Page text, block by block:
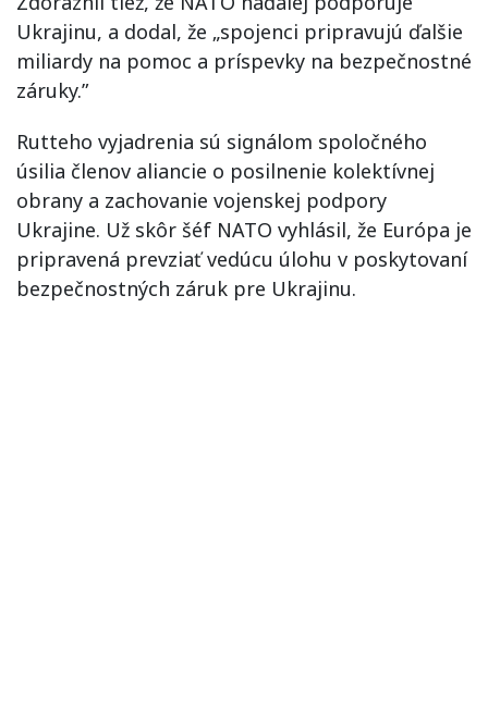
Ukrajinu, a dodal, že „spojenci pripravujú ďalšie
miliardy na pomoc a príspevky na bezpečnostné
záruky.”
Rutteho vyjadrenia sú signálom spoločného
úsilia členov aliancie o posilnenie kolektívnej
obrany a zachovanie vojenskej podpory
Ukrajine. Už skôr šéf NATO vyhlásil, že Európa je
pripravená prevziať vedúcu úlohu v poskytovaní
bezpečnostných záruk pre Ukrajinu.